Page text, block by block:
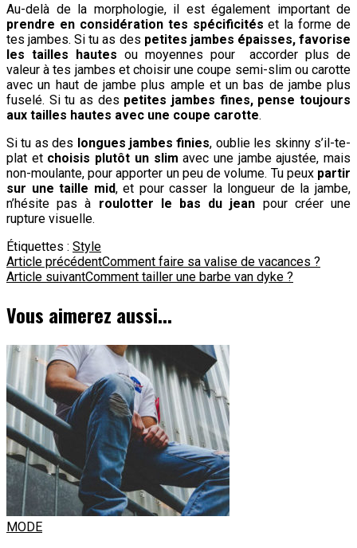
Au-delà de la morphologie, il est également important de
prendre en considération tes spécificités et la forme de
tes jambes. Si tu as des petites jambes épaisses, favorise
les tailles hautes ou moyennes pour accorder plus de
valeur à tes jambes et choisir une coupe semi-slim ou carotte
avec un haut de jambe plus ample et un bas de jambe plus
fuselé. Si tu as des petites jambes fines, pense toujours
aux tailles hautes avec une coupe carotte.
Si tu as des longues jambes finies, oublie les skinny s’il-te-
plat et choisis plutôt un slim avec une jambe ajustée, mais
non-moulante, pour apporter un peu de volume. Tu peux partir
sur une taille mid, et pour casser la longueur de la jambe,
n’hésite pas à roulotter le bas du jean pour créer une
rupture visuelle.
Étiquettes : Style
Navigation
d'article
Article précédentComment faire sa valise de vacances ?
Article suivantComment tailler une barbe van dyke ?
Vous aimerez aussi...
MODE